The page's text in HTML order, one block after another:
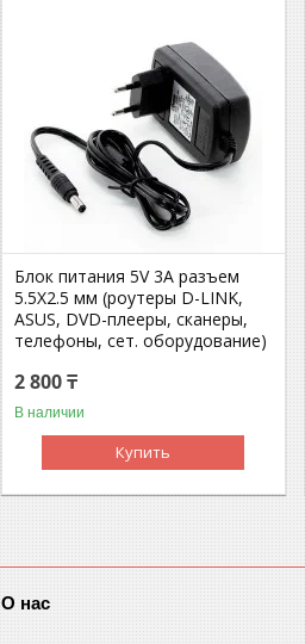
Блок питания 5V 3A разъем
5.5X2.5 мм (роутеры D-LINK,
ASUS, DVD-плееры, сканеры,
телефоны, сет. оборудование)​
2 800 ₸
В наличии
Купить
О нас